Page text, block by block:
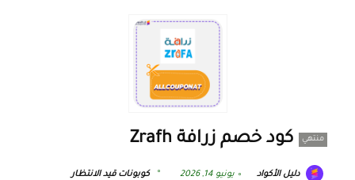
منتهي كود خصم زرافة Zrafh
دليل الأكواد يونيو 14, 2026 كوبونات قيد الانتظار